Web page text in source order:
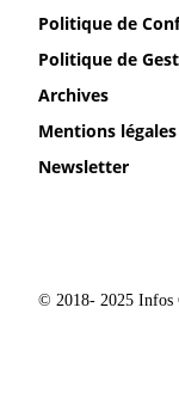
Politique de
Politique de
Archives
Mentions légales
Newsletter
© 2018- 2025 Infos